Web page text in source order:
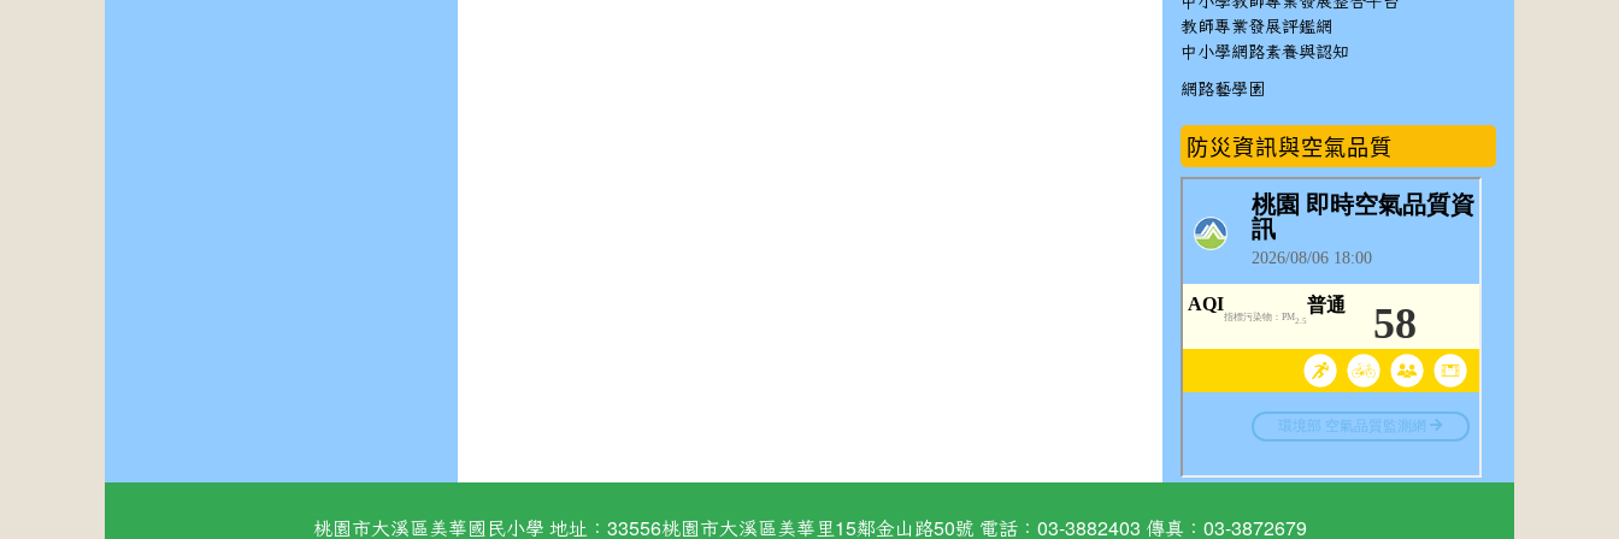
教師專業發展評鑑網
中小學網路素養與認知
網路藝學園
防災資訊與空氣品質
桃園市大溪區美華國民小學 地址：33556桃園市大溪區美華里15鄰金山路50號 電話：03-3882403 傳真：03-3872679